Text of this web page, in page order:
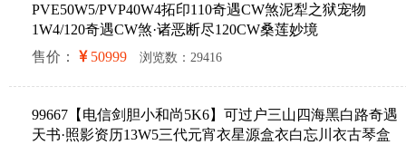
PVE50W5/PVP40W4拓印110奇遇CW煞泥犁之狱宠物
1W4/120奇遇CW煞·诸恶断尽120CW桑莲妙境
售价：
50999 浏览数：29416
99667【电信剑胆小和尚5K6】可过户三山四海黑白路奇遇
天书·照影资历13W5三代元宵衣星源盒衣白忘川衣古琴盒